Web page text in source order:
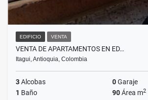
EDIFICIO VENTA
VENTA DE APARTAMENTOS EN ED…
Itagui, Antioquia, Colombia
3Alcobas 0Garaje
1 Baño 90Área m2